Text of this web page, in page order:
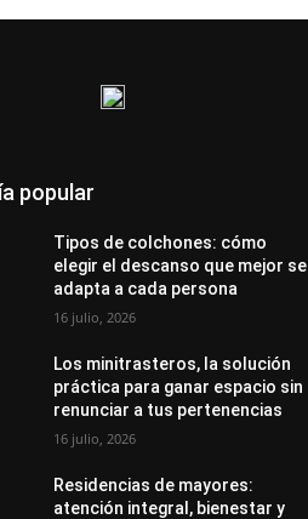
popular
Tipos de colchones: cómo
elegir el descanso que mejor se
adapta a cada persona
16 julio, 2026
Los minitrasteros, la solución
práctica para ganar espacio sin
renunciar a tus pertenencias
16 julio, 2026
Residencias de mayores:
atención integral, bienestar y